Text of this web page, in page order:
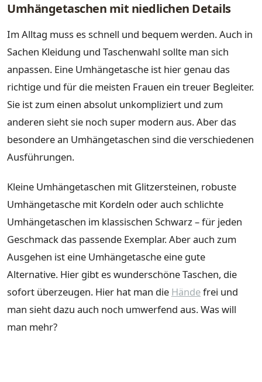
Umhängetaschen mit niedlichen Details
Im Alltag muss es schnell und bequem werden. Auch in
Sachen Kleidung und Taschenwahl sollte man sich
anpassen. Eine Umhängetasche ist hier genau das
richtige und für die meisten Frauen ein treuer Begleiter.
Sie ist zum einen absolut unkompliziert und zum
anderen sieht sie noch super modern aus. Aber das
besondere an Umhängetaschen sind die verschiedenen
Ausführungen.
Kleine Umhängetaschen mit Glitzersteinen, robuste
Umhängetasche mit Kordeln oder auch schlichte
Umhängetaschen im klassischen Schwarz – für jeden
Geschmack das passende Exemplar. Aber auch zum
Ausgehen ist eine Umhängetasche eine gute
Alternative. Hier gibt es wunderschöne Taschen, die
sofort überzeugen. Hier hat man die Händefrei und
man sieht dazu auch noch umwerfend aus. Was will
man mehr?